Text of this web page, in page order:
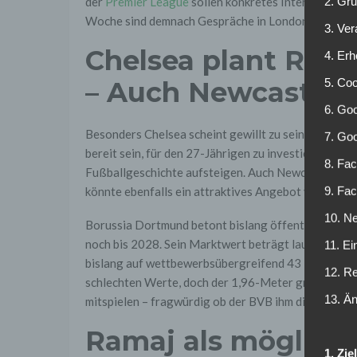
Woche sind demnach Gespräche in London mit
Chelsea plant
– Auch Newcastle
Besonders Chelsea scheint gewillt zu sein, Nägel
bereit sein, für den 27-Jährigen zu investieren.
Fußballgeschichte aufsteigen. Auch Newcastle
könnte ebenfalls ein attraktives Angebot vorlegen.
Borussia Dortmund betont bislang öffentlich,
noch bis 2028. Sein Marktwert beträgt laut
bislang auf wettbewerbsübergreifend 43 Einsätze,
schlechten Werte, doch der 1,96-Meter große
mitspielen – fragwürdig ob der BVB ihm diese
Ramaj als
3.
4.
5.
6.
7.
8.
9.
10.
11.
12.
13.
1.